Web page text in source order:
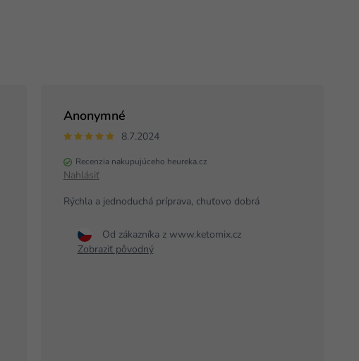
Anonymné
8.7.2024
Recenzia nakupujúceho heureka.cz
Nahlásiť
Rýchla a jednoduchá príprava, chuťovo dobrá
Od zákazníka z www.ketomix.cz
Zobraziť pôvodný